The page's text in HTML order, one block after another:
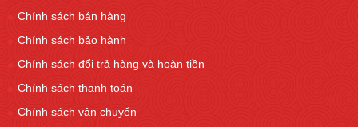
Chính sách bán hàng
Chính sách bảo hành
Chính sách đổi trả hàng và hoàn tiền
Chính sách thanh toán
Chính sách vận chuyển